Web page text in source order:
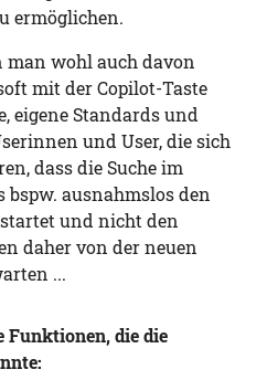
ermöglichen.
wohl auch davon
mit der Copilot-Taste
eigene Standards und
und User, die sich
dass die Suche im
ausnahmslos den
und nicht den
daher von der neuen
...
Funktionen, die die